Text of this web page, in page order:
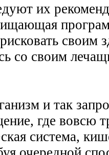
их
своим
со своим
и так
где вовсю
система,